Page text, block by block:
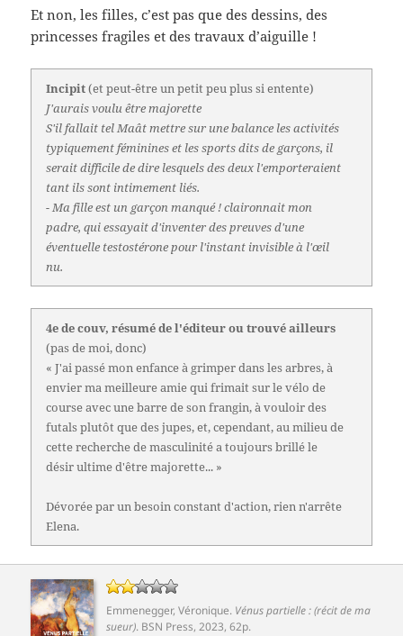
Et non, les filles, c’est pas que des dessins, des
princesses fragiles et des travaux d’aiguille !
Incipit(et peut-être un petit peu plus si entente)
J'aurais voulu être majorette
S'il fallait tel Maât mettre sur une balance les activités
typiquement féminines et les sports dits de garçons, il
serait difficile de dire lesquels des deux l'emporteraient
tant ils sont intimement liés.
- Ma fille est un garçon manqué ! claironnait mon
padre, qui essayait d'inventer des preuves d'une
éventuelle testostérone pour l'instant invisible à l'œil
nu.
4e de couv, résumé de l'éditeur ou trouvé ailleurs
(pas de moi, donc)
« J'ai passé mon enfance à grimper dans les arbres, à
envier ma meilleure amie qui frimait sur le vélo de
course avec une barre de son frangin, à vouloir des
futals plutôt que des jupes, et, cependant, au milieu de
cette recherche de masculinité a toujours brillé le
désir ultime d'être majorette... »
Dévorée par un besoin constant d'action, rien n'arrête
Elena.
Emmenegger, Véronique. Vénus partielle : (récit de ma
sueur). BSN Press, 2023, 62p.